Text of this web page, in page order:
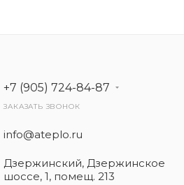
+7 (905) 724-84-87
ЗАКАЗАТЬ ЗВОНОК
info@ateplo.ru
Дзержинский, Дзержинское
шоссе, 1, помещ. 213